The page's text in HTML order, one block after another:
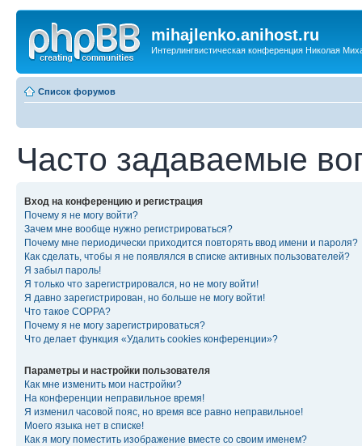
mihajlenko.anihost.ru
Интерлингвистическая конференция Николая
Список форумов
Часто задаваемые
Вход на конференцию и регистрация
Почему я не могу войти?
Зачем мне вообще нужно регистрироваться?
Почему мне периодически приходится повторять ввод имени и пароля?
Как сделать, чтобы я не появлялся в списке активных пользователей?
Я забыл пароль!
Я только что зарегистрировался, но не могу войти!
Я давно зарегистрирован, но больше не могу войти!
Что такое COPPA?
Почему я не могу зарегистрироваться?
Что делает функция «Удалить cookies конференции»?
Параметры и настройки пользователя
Как мне изменить мои настройки?
На конференции неправильное время!
Я изменил часовой пояс, но время все равно неправильное!
Моего языка нет в списке!
Как я могу поместить изображение вместе со своим именем?